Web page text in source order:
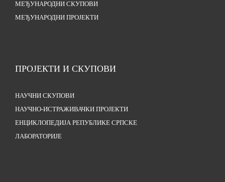
МЕЂУНАРОДНИ СКУПОВИ
МЕЂУНАРОДНИ ПРОЈЕКТИ
ПРОЈЕКТИ И СКУПОВИ
НАУЧНИ СКУПОВИ
НАУЧНО-ИСТРАЖИВАЧКИ ПРОЈЕКТИ
ЕНЦИКЛОПЕДИЈА РЕПУБЛИКЕ СРПСКЕ
ЛАБОРАТОРИЈЕ